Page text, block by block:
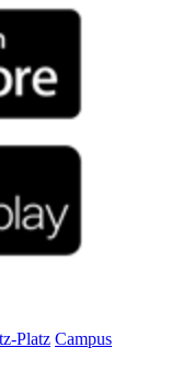
Platz Campus